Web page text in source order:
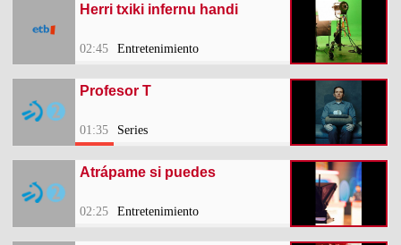
Herri txiki infernu handi
02:45 Entretenimiento
Profesor T
01:35 Series
Atrápame si puedes
02:25 Entretenimiento